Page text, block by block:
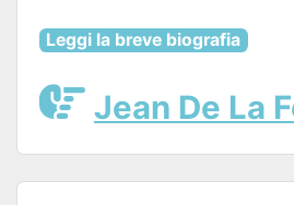
Leggi la breve biografia
Jean De La